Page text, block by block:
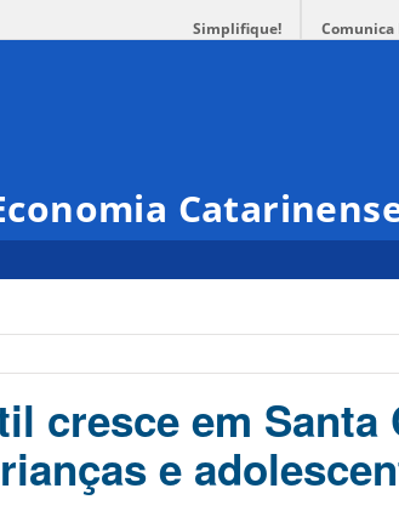
Simplifique! Comunica
cresce em Santa
e